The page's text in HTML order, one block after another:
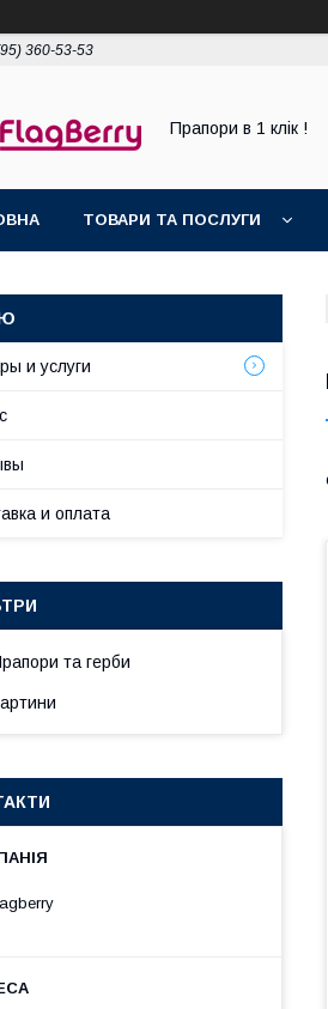
360-53-53
Прапори в 1 клік !
ТОВАРИ ТА ПОСЛУГИ
и услуги
и оплата
та герби